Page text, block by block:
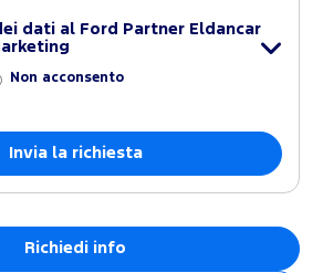
dati al Ford Partner Eldancar
Non acconsento
Richiedi info